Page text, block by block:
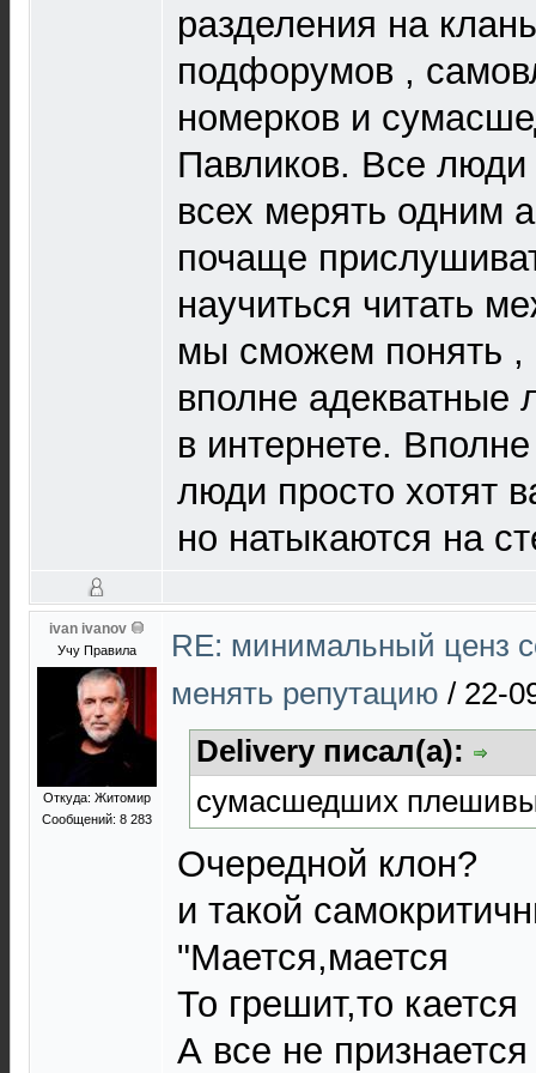
разделения на
подфорумов ,
номерков и
Павликов. Все люди
всех мерять одним
почаще
научиться читать
мы сможем понять ,
вполне адекватные
в интернете.
люди просто хотят
но натыкаются на
ivan ivanov
Учу Правила
Откуда: Житомир
Сообщений: 8 283
RE: минимальный ценз
менять репутацию / 22-
Delivery писал(а):
сумасшедших
Очередной клон?
и такой
"Мается,мается
То грешит,то кается
А все не признается